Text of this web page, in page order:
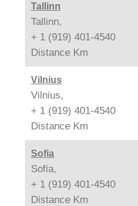
Tallinn
Tallinn,
+ 1 (919) 401-4540
Distance Km
Vilnius
Vilnius,
+ 1 (919) 401-4540
Distance Km
Sofia
Sofia,
+ 1 (919) 401-4540
Distance Km